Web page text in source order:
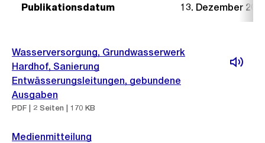
Publikationsdatum 13. Dezember
Wasserversorgung, Grundwasserwerk
Hardhof, Sanierung
Entwässerungsleitungen, gebundene
Ausgaben
PDF | 2 Seiten | 170 KB
Medienmitteilung